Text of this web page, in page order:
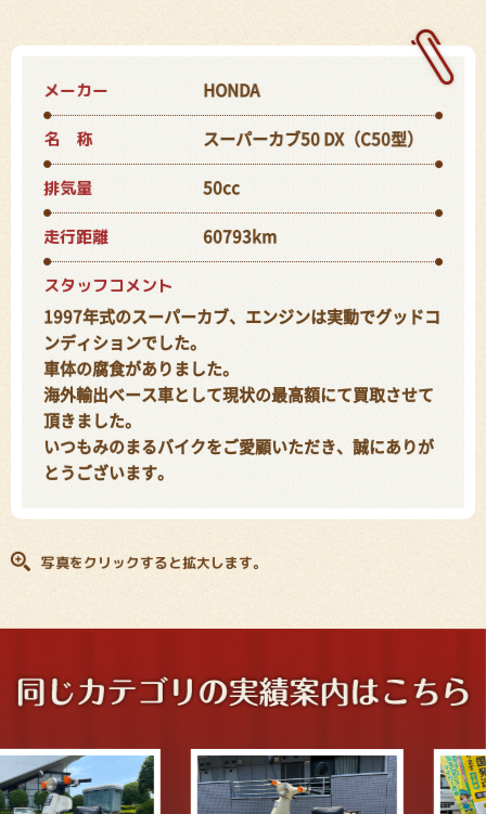
メーカー HONDA
名 称 スーパーカブ50 DX（C50型）
排気量 50cc
走行距離 60793km
スタッフコメント
1997年式のスーパーカブ、エンジンは実動でグッドコ
ンディションでした。
車体の腐食がありました。
海外輸出ベース車として現状の最高額にて買取させて
頂きました。
いつもみのまるバイクをご愛顧いただき、誠にありが
とうございます。
写真をクリックすると拡大します。